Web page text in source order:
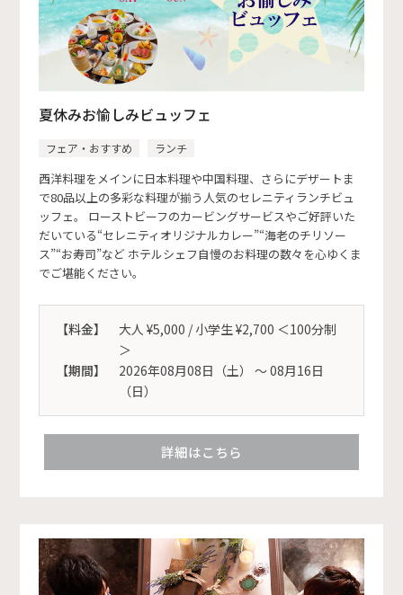
夏休みお愉しみビュッフェ
フェア・おすすめ ランチ
西洋料理をメインに日本料理や中国料理、さらにデザートま
で80品以上の多彩な料理が揃う人気のセレニティランチビュ
ッフェ。 ローストビーフのカービングサービスやご好評いた
だいている“セレニティオリジナルカレー”“海老のチリソー
ス”“お寿司”など ホテルシェフ自慢のお料理の数々を心ゆくま
でご堪能ください。
【料金】
大人 ¥5,000 / 小学生 ¥2,700 ＜100分制
＞
【期間】
2026年08月08日（土） 〜 08月16日
（日）
詳細はこちら